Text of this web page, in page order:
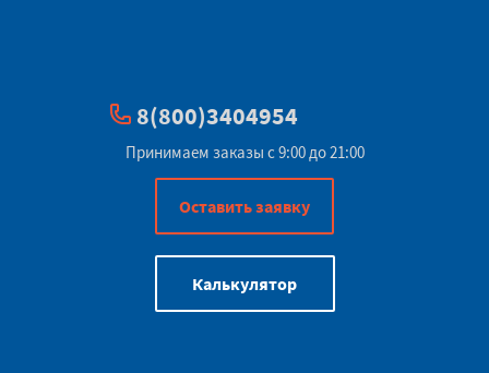
8(800)3404954
Принимаем заказы с 9:00 до 21:00
Оставить заявку
Калькулятор